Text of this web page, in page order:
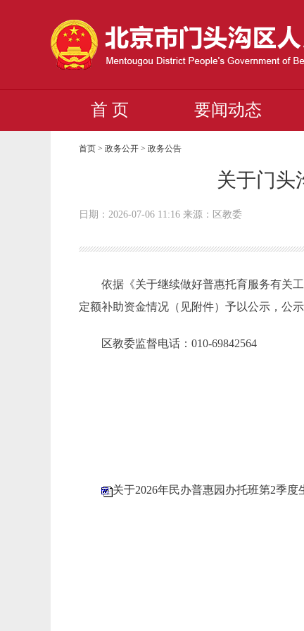
首 页 要闻动态
首页 >政务公开 >政务公告
关于门头
日期：2026-07-06 11:16 来源：区教委
依据《关于继续做好普惠托育服务有关
定额补助资金情况（见附件）予以公示，公
区教委监督电话：010-69842564
北京市门
2026
关于2026年民办普惠园办托班第2季度